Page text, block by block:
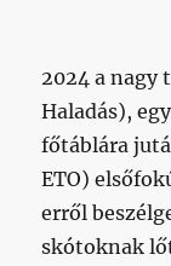
2024 a nagy
Haladás),
főtáblára
ETO)
erről
skótoknak